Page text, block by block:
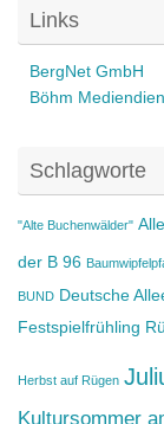
Links
BergNet GmbH
Böhm
Schlagworte
"Alte Buchenwälder"
der B 96
BUND Deutsche
Festspielfrühling
Herbst auf Rügen
Kultursommer